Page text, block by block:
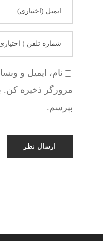
نام، ایمیل و
مرورگر ذخیره کن.
بپرسم.